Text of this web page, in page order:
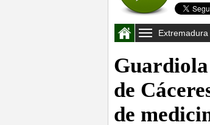
Extremadura
de
de